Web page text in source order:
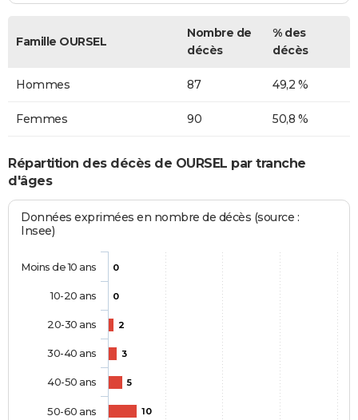
Famille OURSEL
Nombre de
décès
% des
décès
Hommes 87 49,2 %
Femmes 90 50,8 %
Répartition des décès de OURSEL par tranche
d'âges
Données exprimées en nombre de décès (source :
Insee)
0
0
2
3
5
10
Moins de 10 ans
10-20 ans
20-30 ans
30-40 ans
40-50 ans
50-60 ans